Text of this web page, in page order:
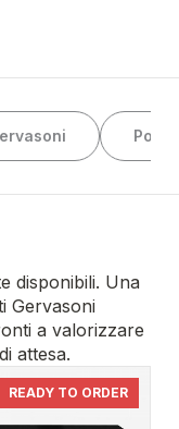
disponibili. Una
Gervasoni
a valorizzare
attesa.
READY TO ORDER